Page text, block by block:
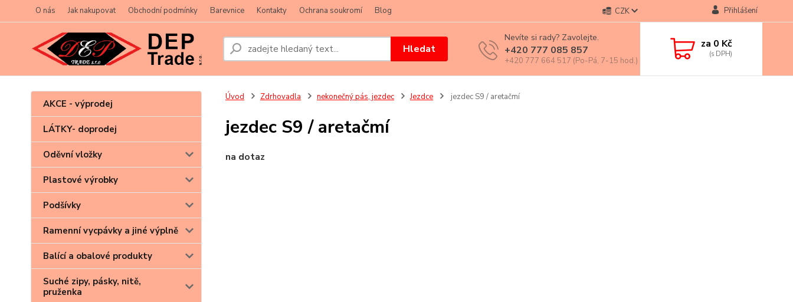
O nás Jak nakupovat Obchodní podmínky Barevnice Kontakty Ochrana soukromí Blog CZK Přihlášení
Hledat
Nevíte si rady? Zavolejte.
+420 777 085 857
+420 777 664 517 (Po-Pá, 7-15 hod.)
za 0 Kč
AKCE - výprodej
LÁTKY- doprodej
Oděvní vložky
Plastové výrobky
Podšívky
Ramenní vycpávky a jiné výplně
Balící a obalové produkty
Suché zipy, pásky, nitě,
pruženka
Úvod Zdrhovadla nekonečný pás, jezdec Jezdce jezdec S9 / aretačmí
jezdec S9 / aretačmí
na dotaz